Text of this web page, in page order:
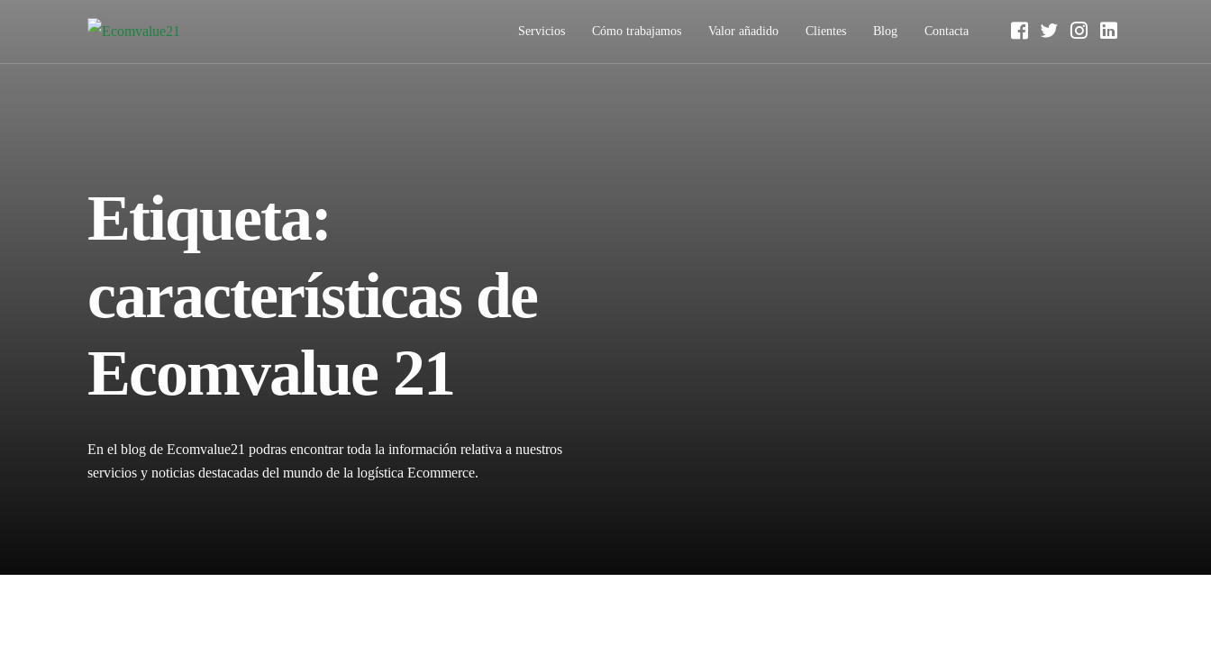
Servicios Cómo trabajamos Valor añadido Clientes Blog Contacta
Etiqueta:
características de
Ecomvalue 21
En el blog de Ecomvalue21 podras encontrar toda la información relativa a nuestros
servicios y noticias destacadas del mundo de la logística Ecommerce.